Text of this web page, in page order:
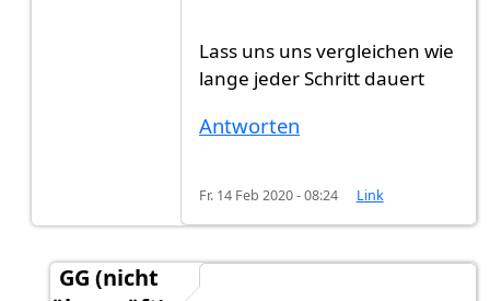
Lass uns uns vergleichen wie
lange jeder Schritt dauert
Antworten
Fr. 14 Feb 2020 - 08:24 Link
GG (nicht